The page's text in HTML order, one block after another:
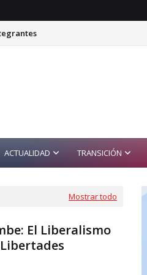
ACTUALIDAD TRANSICIÓN
Mostrar todo
El Liberalismo